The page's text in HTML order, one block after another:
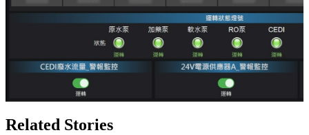
Related Stories